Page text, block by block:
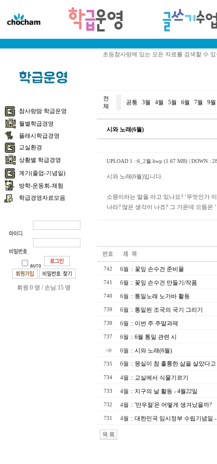
초등참사랑에 있는 모든 자료를 검색할 수
참사랑땀 학급운영
월별학급경영
플래시학급경영
교실환경
상황별 학급경영
계기(졸업-기념일)
방학-운동회-체험
학급경영자료모음
회원:0 명 / 손님:15 명
전
체
공통 3월 4월 5월 6월 7월 9월
시와 노래(6월)
UPLOAD 1 ::6_2월.hwp (1.67 MB) | DOWN :
시와 노래(6월)입니다.
소원이라는 말을 아고 있나요? ‘무엇인가
나라? 많은 생각이 나죠? 그 가운데 으뜸은
742 6월 :: 꽃잎 손수건 준비물
741 6월 :: 꽃잎 손수건 만들기/작품
740 6월 :: 통일노래 노가바 활동
739 6월 :: 통일된 조국의 국기 그리기
738 6월 :: 이번 주 주말과제
737 6월 :: 6월 통일 관련 시
6월 :: 시와 노래(6월)
735 6월 :: 몽실이 참 훌륭한 삶을 살았다
734 4월 :: 교실에서 식물기르기
733 4월 :: 지구의 날 활동 - 4월22일
732 4월 :: '만우절'은 어떻게 생겨났을까?
731 4월 :: 대한민국 임시정부 수립기념일